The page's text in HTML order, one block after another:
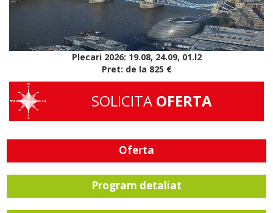
Plecari 2026: 19.08, 24.09, 01.l2
Pret: de la 825 €
SOLICITA OFERTA
Oferta
Program detaliat